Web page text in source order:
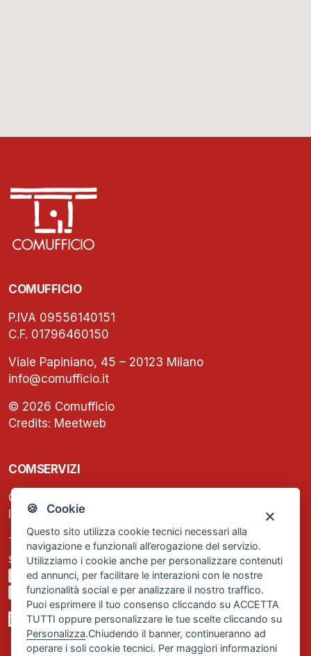
🍪 Cookie
Questo sito utilizza cookie tecnici necessari alla
navigazione e funzionali all’erogazione del servizio.
Utilizziamo i cookie anche per personalizzare contenuti
ed annunci, per facilitare le interazioni con le nostre
funzionalità social e per analizzare il nostro traffico.
Puoi esprimere il tuo consenso cliccando su ACCETTA
TUTTI oppure personalizzare le tue scelte cliccando su
Personalizza.Chiudendo il banner, continueranno ad
operare i soli cookie tecnici. Per maggiori informazioni
COMUFFICIO
P.IVA 09556140151
C.F. 01796460150
Viale Papiniano, 45 – 20123 Milano
info@comufficio.it
© 2026 Comufficio
Credits: Meetweb
COMSERVIZI
C.F. e P.IVA: 13474420158
Iscrizione REA Milano n. 1656740
Tel. +39 02 2838 1307
segreteria@comservizi.eu
Privacy Policy
Cookie Policy